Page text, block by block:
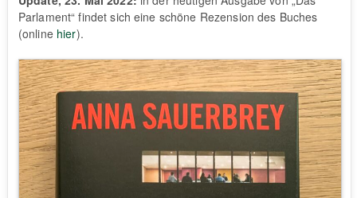
Parlament“ findet sich eine schöne Rezension des Buches
(online hier).